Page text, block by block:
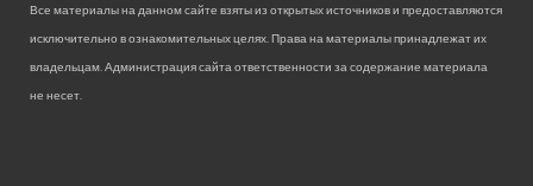
Все материалы на данном сайте взяты из открытых источников и предоставляются
исключительно в ознакомительных целях. Права на материалы принадлежат их
владельцам. Администрация сайта ответственности за содержание материала
не несет.